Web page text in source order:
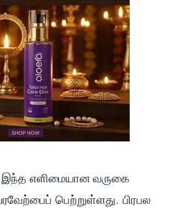
இந்த எளிமையான வருகை
பெற்றுள்ளது. பிரபல